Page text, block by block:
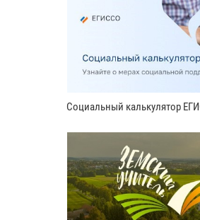
Социальный калькулятор